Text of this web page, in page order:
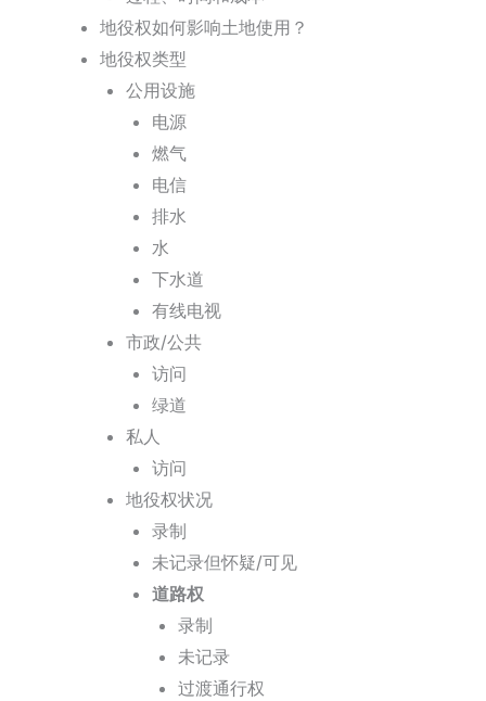
地役权如何影响土地使用？
地役权类型
公用设施
电源
燃气
电信
排水
水
下水道
有线电视
市政/公共
访问
绿道
私人
访问
地役权状况
录制
未记录但怀疑/可见
道路权
录制
未记录
过渡通行权